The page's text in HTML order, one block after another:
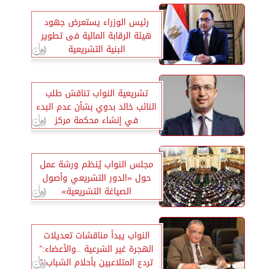
رئيس الوزراء يستعرض جهود
هيئة الرقابة المالية فى تطوير
البنية التشريعية
تشريعية النواب تناقش طلب
النائب خالد بدوي بشأن عدم البدء
في إنشاء محكمة مركز
الإبراهيمية بالشرقية
مجلس النواب يُنظم ورشة عمل
حول «الدور التشريعي وأصول
الصياغة التشريعية»
النواب يبدأ مناقشات تعديلات
الهجرة غير الشرعية ..والأعضاء:”
تردع المتلاعبين بأحلام الشباب ”